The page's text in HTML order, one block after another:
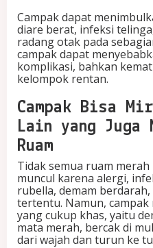
Campak dapat
diare berat, infeksi
radang otak pada
campak dapat
komplikasi, bahkan
kelompok rentan.
Campak Bisa
Lain yang Juga
Ruam
Tidak semua ruam
muncul karena alergi,
rubella, demam
tertentu. Namun,
yang cukup khas, yaitu
mata merah, bercak di
dari wajah dan turun ke